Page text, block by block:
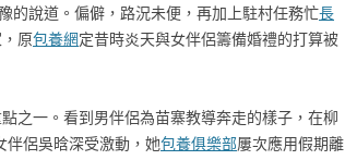
的說道。偏僻，路況未便，再加上駐村任務忙長
原包養網定昔時炎天與女伴侶籌備婚禮的打算被
之一。看到男伴侶為苗寨教導奔走的樣子，在柳
伴侶吳晗深受激動，她包養俱樂部屢次應用假期離